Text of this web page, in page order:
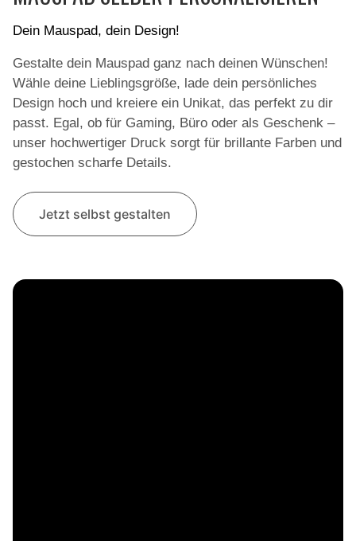
Dein Mauspad, dein Design!
Gestalte dein Mauspad ganz nach deinen Wünschen!
Wähle deine Lieblingsgröße, lade dein persönliches
Design hoch und kreiere ein Unikat, das perfekt zu dir
passt. Egal, ob für Gaming, Büro oder als Geschenk –
unser hochwertiger Druck sorgt für brillante Farben und
gestochen scharfe Details.
Jetzt selbst gestalten